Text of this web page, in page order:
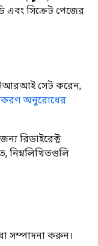
এবং সিক্রেট পেজের
সেট করেন,
অনুরোধের
রিডাইরেক্ট
নিম্নলিখিতগুলি
সম্পাদনা করুন।